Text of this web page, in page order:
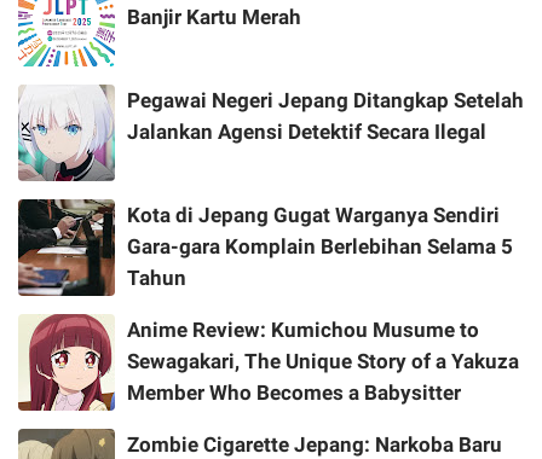
Banjir Kartu Merah
Pegawai Negeri Jepang Ditangkap Setelah
Jalankan Agensi Detektif Secara Ilegal
Kota di Jepang Gugat Warganya Sendiri
Gara-gara Komplain Berlebihan Selama 5
Tahun
Anime Review: Kumichou Musume to
Sewagakari, The Unique Story of a Yakuza
Member Who Becomes a Babysitter
Zombie Cigarette Jepang: Narkoba Baru